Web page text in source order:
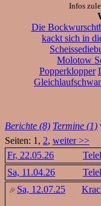
Infos
Die
kackt sich in
Molotow
Popperklopper
Berichte (8) Termine (1)
Seiten: 1, 2, weiter >>
Fr, 22.05.26
Sa, 11.04.26
Sa, 12.07.25